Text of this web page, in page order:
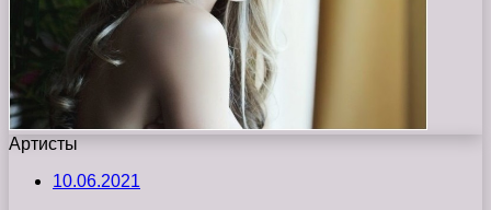
Артисты
10.06.2021